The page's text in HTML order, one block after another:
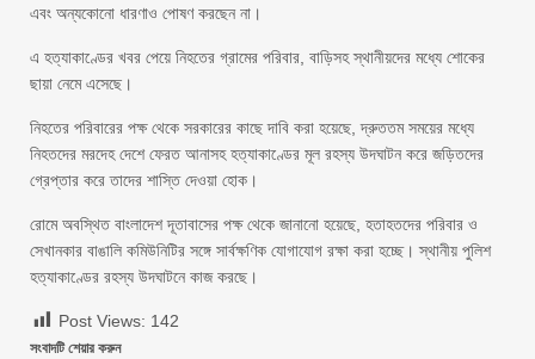
এবং অন্যকোনো ধারণাও পোষণ করছেন না।
এ হত্যাকাণ্ডের খবর পেয়ে নিহতের গ্রামের পরিবার, বাড়িসহ স্থানীয়দের মধ্যে শোকের
ছায়া নেমে এসেছে।
নিহতের পরিবারের পক্ষ থেকে সরকারের কাছে দাবি করা হয়েছে, দ্রুততম সময়ের মধ্যে
নিহতদের মরদেহ দেশে ফেরত আনাসহ হত্যাকাণ্ডের মূল রহস্য উদঘাটন করে জড়িতদের
গ্রেপ্তার করে তাদের শাস্তি দেওয়া হোক।
রোমে অবস্থিত বাংলাদেশ দূতাবাসের পক্ষ থেকে জানানো হয়েছে, হতাহতদের পরিবার ও
সেখানকার বাঙালি কমিউনিটির সঙ্গে সার্বক্ষণিক যোগাযোগ রক্ষা করা হচ্ছে। স্থানীয় পুলিশ
হত্যাকাণ্ডের রহস্য উদঘাটনে কাজ করছে।
Post Views: 142
সংবাদটি শেয়ার করুন